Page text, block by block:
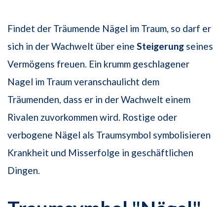
Findet der Träumende Nägel im Traum, so darf er
sich in der Wachwelt über eine Steigerung seines
Vermögens freuen. Ein krumm geschlagener
Nagel im Traum veranschaulicht dem
Träumenden, dass er in der Wachwelt einem
Rivalen zuvorkommen wird. Rostige oder
verbogene Nägel als Traumsymbol symbolisieren
Krankheit und Misserfolge in geschäftlichen
Dingen.